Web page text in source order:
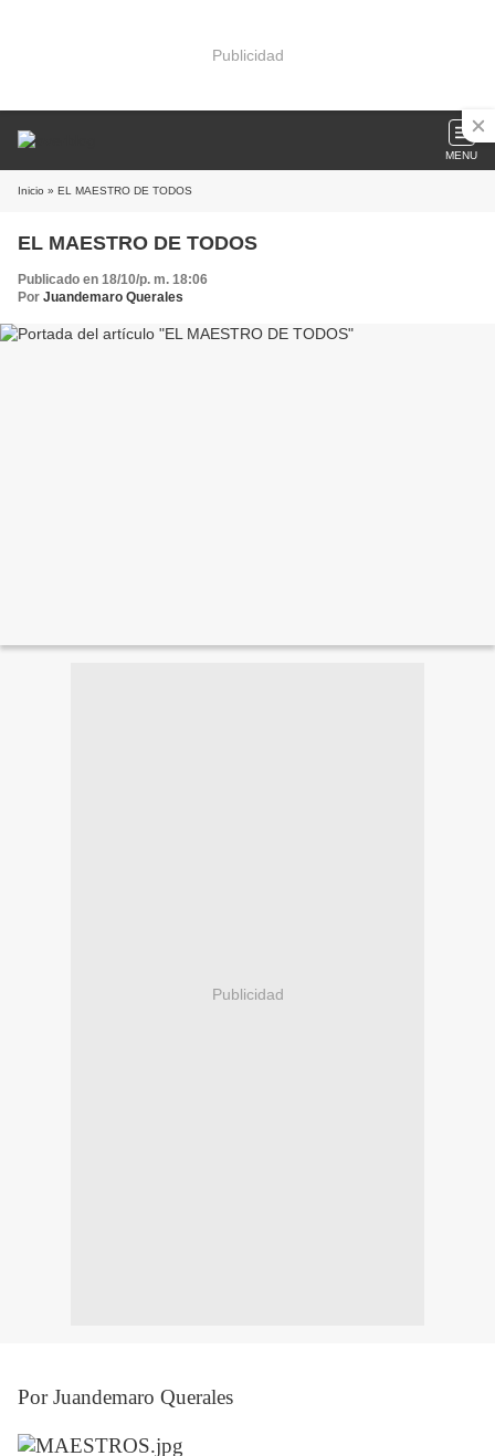
Publicidad
MENU
Inicio » EL MAESTRO DE TODOS
EL MAESTRO DE TODOS
Publicado en 18/10/p. m. 18:06
Por Juandemaro Querales
Publicidad
Por Juandemaro Querales